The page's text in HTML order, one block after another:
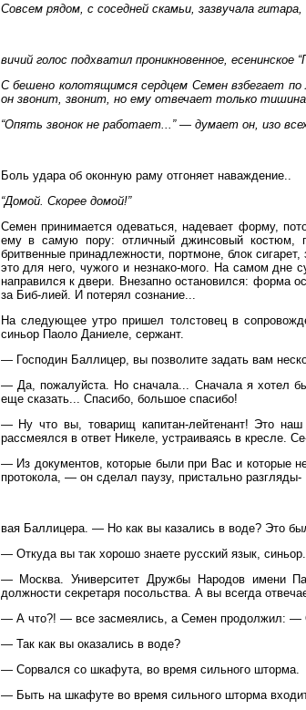
Совсем рядом, с соседней скамьи, зазвучала гитара,
вичий голос подхватил проникновенное,
С бешено колотящимся сердцем Семен взбегает
он звонит, звонит, но ему отвечает только тишина
“Опять звонок не работает...” — думает он, изо
Боль удара об оконную раму отгоняет наваждение..
“Домой. Скорее домой!”
Семен принимается одеваться, надевает форму,
ему в самую пору: отличный джинсовый костюм,
бритвенные принадлежности, портмоне, блок
это для него, чужого и незнако-мого. На самом дне
направился к двери. Внезапно остановился: форма
за Биб-лией. И потерял сознание...
На следующее утро пришел толстовец в
синьор Паоло Даниеле, сержант.
— Господин Баллицер, вы позволите задать вам
— Да, пожалуйста. Но сначала... Сначала я хотел
еще сказать... Спасибо, большое спасибо!
— Ну что вы, товарищ капитан-лейтенант! Это
рассмеялся в ответ Никеле, устраиваясь в кресле.
— Из документов, которые были при Вас и которые
протокола, — он сделал паузу, пристально разгляды-
вая Баллицера. — Но как вы казались в воде? Это
— Откуда вы так хорошо знаете русский язык,
— Москва. Университет Дружбы Народов имени
должности секретаря посольства. А вы всегда
— А что?! — все засмеялись, а Семен продолжил: —
— Так как вы оказались в воде?
— Сорвался со шкафута, во время сильного шторма.
— Быть на шкафуте во время сильного шторма